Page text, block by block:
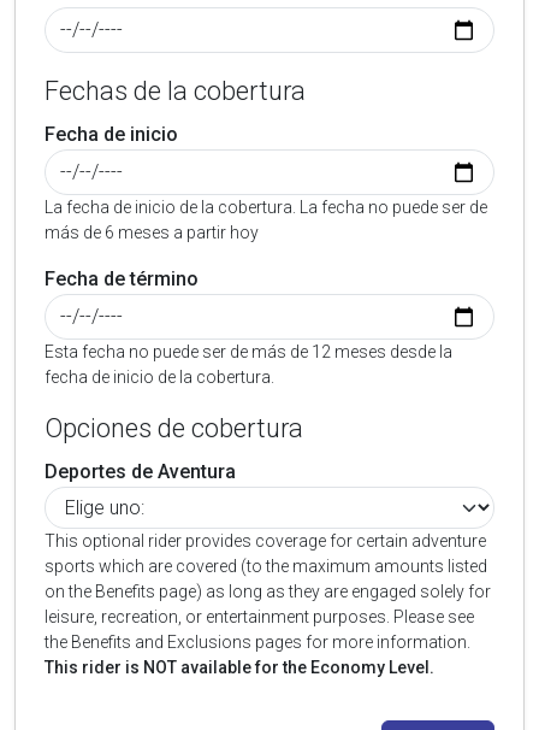
Fechas de la cobertura
Fecha de inicio
La fecha de inicio de la cobertura. La fecha no puede ser de
más de 6 meses a partir hoy
Fecha de término
Esta fecha no puede ser de más de 12 meses desde la
fecha de inicio de la cobertura.
Opciones de cobertura
Deportes de Aventura
This optional rider provides coverage for certain adventure
sports which are covered (to the maximum amounts listed
on the Benefits page) as long as they are engaged solely for
leisure, recreation, or entertainment purposes. Please see
the Benefits and Exclusions pages for more information.
This rider is NOT available for the Economy Level.